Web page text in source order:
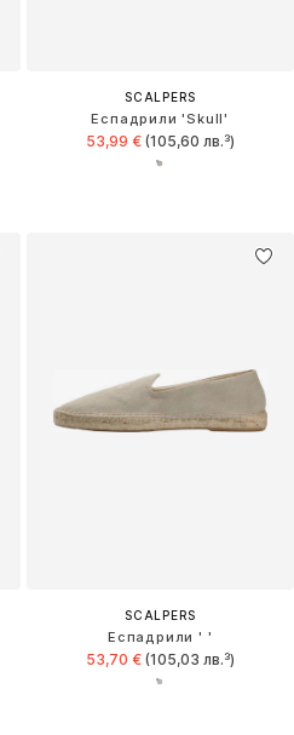
SCALPERS
Еспадрили 'Skull'
53,99 €(105,60 лв.³)
SCALPERS
Еспадрили ' '
53,70 €(105,03 лв.³)